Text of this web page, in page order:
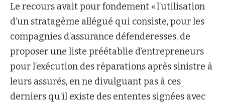
Le recours avait pour fondement « l’utilisation
d’un stratagème allégué qui consiste, pour les
compagnies d’assurance défenderesses, de
proposer une liste préétablie d’entrepreneurs
pour l’exécution des réparations après sinistre à
leurs assurés, en ne divulguant pas à ces
derniers qu’il existe des ententes signées avec